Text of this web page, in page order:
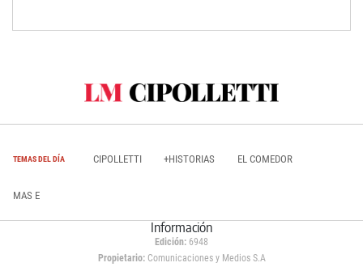
TEMAS DEL DÍA CIPOLLETTI +HISTORIAS EL COMEDOR
MAS E
Información
Edición: 6948
Propietario:Comunicaciones y Medios S.A